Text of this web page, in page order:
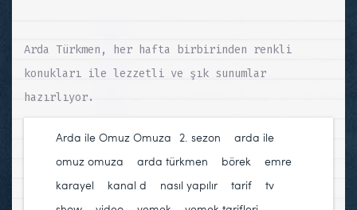
Arda Türkmen, her hafta birbirinden renkli
konukları ile lezzetli ve şık sunumlar
hazırlıyor.
Arda ile Omuz Omuza 2. sezon
arda ile
omuz omuza
arda türkmen börek
emre
karayel
kanal d nasıl yapılır tarif
tv